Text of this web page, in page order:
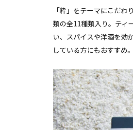
「粋」をテーマにこだ
類の全11種類入り。ティ
い、スパイスや洋酒を効
している方にもおすすめ。